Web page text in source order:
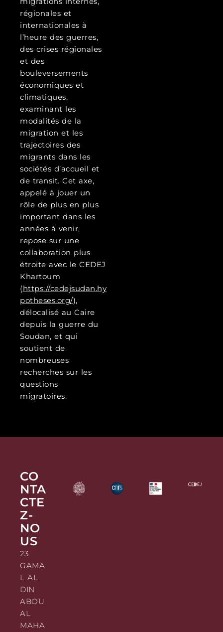
régionales et
internationales à
l’heure des guerres,
des crises régionales
et des
bouleversements
économiques et
climatiques,
examinant les
modalités de la
migration et les
trajectoires des
migrants dans les
sociétés d’accueil et
de transit. Cet axe,
appelé à jouer un
rôle de plus en plus
important dans les
années à venir,
repose sur une
collaboration plus
étroite avec le CEDEJ
Khartoum
(https://cedejsudan.hy
potheses.org/),
délocalisé au Caire
depuis la guerre du
Soudan, et qui
soutient de
nombreuses
recherches sur les
questions
migratoires.
CO
NTA
CTE
Z-
NO
US
23
GAMA
L AL
DIN
ABOU
AL
MAHA